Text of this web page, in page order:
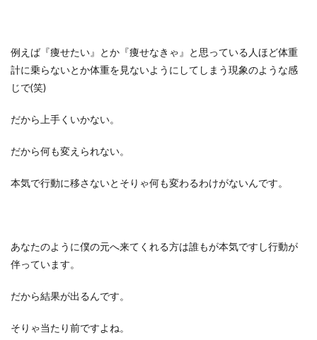
例えば『痩せたい』とか『痩せなきゃ』と思っている人ほど体重
計に乗らないとか体重を見ないようにしてしまう現象のような感
じで(笑)
だから上手くいかない。
だから何も変えられない。
本気で行動に移さないとそりゃ何も変わるわけがないんです。
あなたのように僕の元へ来てくれる方は誰もが本気ですし行動が
伴っています。
だから結果が出るんです。
そりゃ当たり前ですよね。